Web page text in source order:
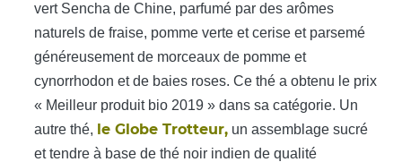
vert Sencha de Chine, parfumé par des arômes
naturels de fraise, pomme verte et cerise et parsemé
généreusement de morceaux de pomme et
cynorrhodon et de baies roses. Ce thé a obtenu le prix
« Meilleur produit bio 2019 » dans sa catégorie. Un
autre thé, le Globe Trotteur,un assemblage sucré
et tendre à base de thé noir indien de qualité